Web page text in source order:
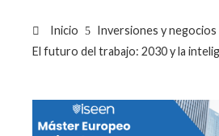
Inicio
Inversiones y negocios
El futuro del trabajo: 2030 y la